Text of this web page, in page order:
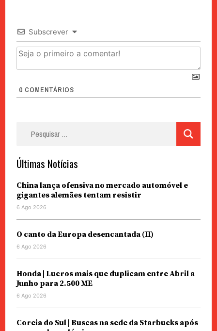
Subscrever
0 COMENTÁRIOS
Últimas Notícias
China lança ofensiva no mercado automóvel e
gigantes alemães tentam resistir
6 Ago 2026
O canto da Europa desencantada (II)
6 Ago 2026
Honda | Lucros mais que duplicam entre Abril a
Junho para 2.500 ME
6 Ago 2026
Coreia do Sul | Buscas na sede da Starbucks após